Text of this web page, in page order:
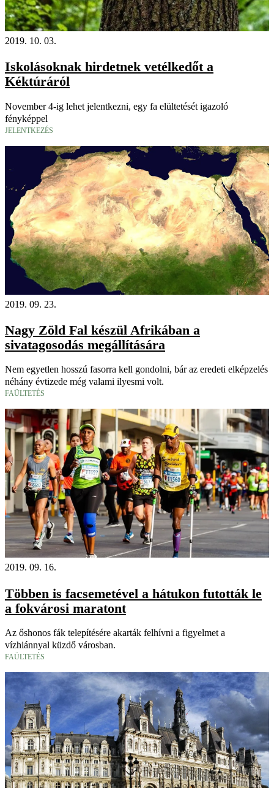
2019. 10. 03.
Iskolásoknak hirdetnek vetélkedőt a
Kéktúráról
November 4-ig lehet jelentkezni, egy fa elültetését igazoló
fényképpel
JELENTKEZÉS
2019. 09. 23.
Nagy Zöld Fal készül Afrikában a
sivatagosodás megállítására
Nem egyetlen hosszú fasorra kell gondolni, bár az eredeti elképzelés
néhány évtizede még valami ilyesmi volt.
FAÜLTETÉS
2019. 09. 16.
Többen is facsemetével a hátukon futották le
a fokvárosi maratont
Az őshonos fák telepítésére akarták felhívni a figyelmet a
vízhiánnyal küzdő városban.
FAÜLTETÉS